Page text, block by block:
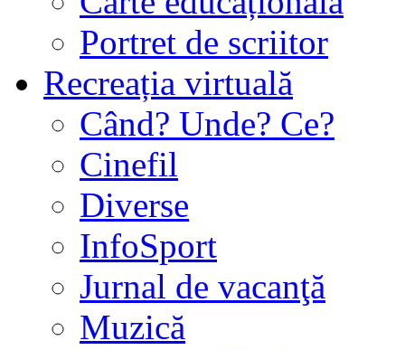
Portret de scriitor
Recreația virtuală
Când? Unde? Ce?
Cinefil
Diverse
InfoSport
Jurnal de vacanţă
Muzică